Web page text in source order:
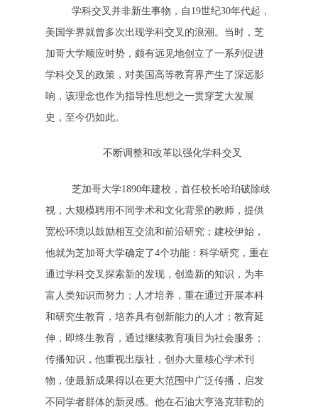
学科交叉并非新生事物，自19世纪30年代起，
美国学界就曾多次出现学科交叉的浪潮。当时，芝
加哥大学顺应时势，颇有远见地创立了一系列促进
学科交叉的政策，对美国高等教育界产生了深远影
响，该理念也作为指导性思想之一贯穿芝大发展
史，至今仍如此。
不断调整和改革以强化学科交叉
芝加哥大学1890年建校，首任校长哈珀破除歧
视，大规模聘用不同学术和文化背景的教师，提供
宽松环境以鼓励相互交流和前沿研究；建校伊始，
他就为芝加哥大学确定了4个功能：科学研究，重在
通过学科交叉探索新的发现，创造新的知识，为丰
富人类知识而努力；人才培养，重在通过开展本科
和研究生教育，培养具有创新能力的人才；教育延
伸，即终生教育，通过继续教育项目为社会服务；
传播知识，他重视出版社，创办大量核心学术刊
物，使最新成果得以在更大范围中广泛传播，启发
不同学者群体的新灵感。他在石油大亨洛克菲勒的